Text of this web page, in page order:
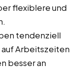
flexiblere und
tendenziell
Arbeitszeiten
besser an